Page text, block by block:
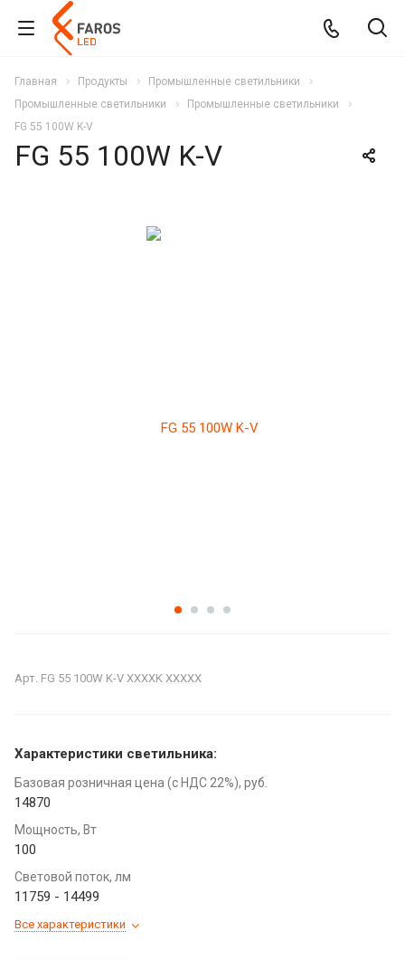
Главная Продукты
Промышленные светильники
Промышленные светильники
Промышленные светильники
FG 55 100W K-V
FG 55 100W K-V
Арт. FG 55 100W K-V XXXXK XXXXX
Характеристики светильника:
Базовая розничная цена (с НДС 22%), руб.
14870
Мощность, Вт
100
Световой поток, лм
11759 - 14499
Все характеристики